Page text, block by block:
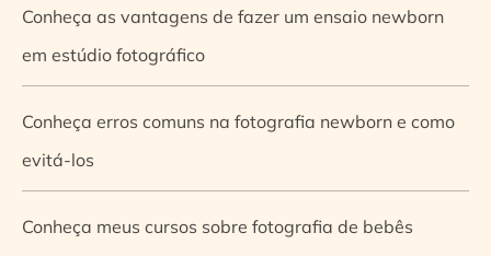
Conheça as vantagens de fazer um ensaio newborn
em estúdio fotográfico
Conheça erros comuns na fotografia newborn e como
evitá-los
Conheça meus cursos sobre fotografia de bebês